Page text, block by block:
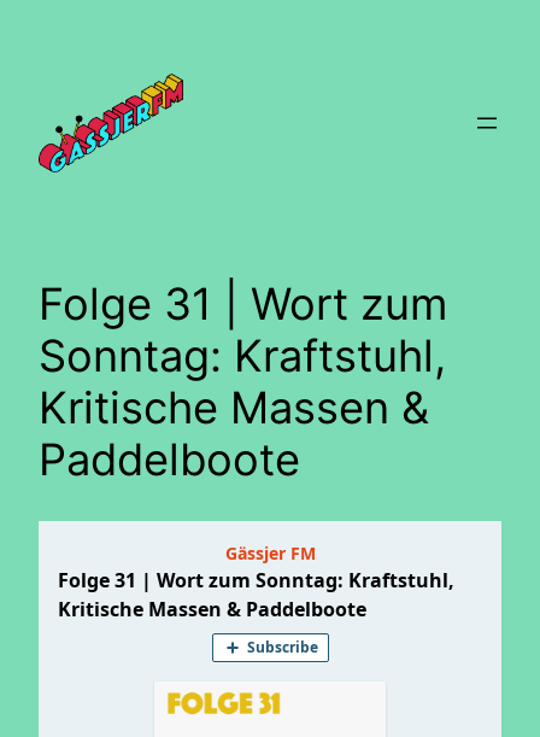
Folge 31 | Wort zum
Sonntag: Kraftstuhl,
Kritische Massen &
Paddelboote